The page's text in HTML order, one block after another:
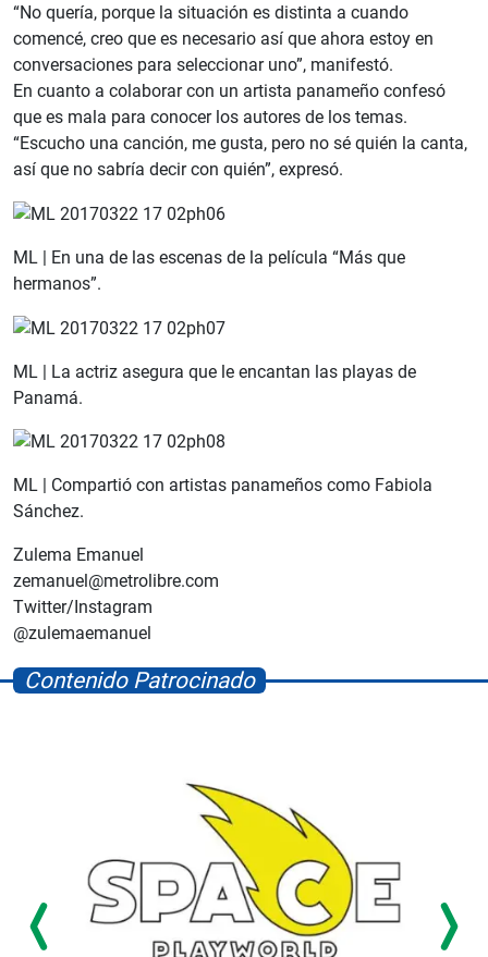
“No quería, porque la situación es distinta a cuando
comencé, creo que es necesario así que ahora estoy en
conversaciones para seleccionar uno”, manifestó.
En cuanto a colaborar con un artista panameño confesó
que es mala para conocer los autores de los temas.
“Escucho una canción, me gusta, pero no sé quién la canta,
así que no sabría decir con quién”, expresó.
ML | En una de las escenas de la película “Más que
hermanos”.
ML | La actriz asegura que le encantan las playas de
Panamá.
ML | Compartió con artistas panameños como Fabiola
Sánchez.
Zulema Emanuel
zemanuel@metrolibre.com
Twitter/Instagram
@zulemaemanuel
Contenido Patrocinado